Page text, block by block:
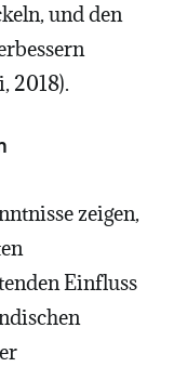
und den
2018).
zeigen,
Einfluss